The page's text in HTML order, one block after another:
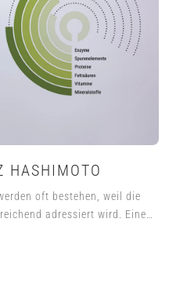
HASHIMOTO
oft bestehen, weil die
adressiert wird. Eine…